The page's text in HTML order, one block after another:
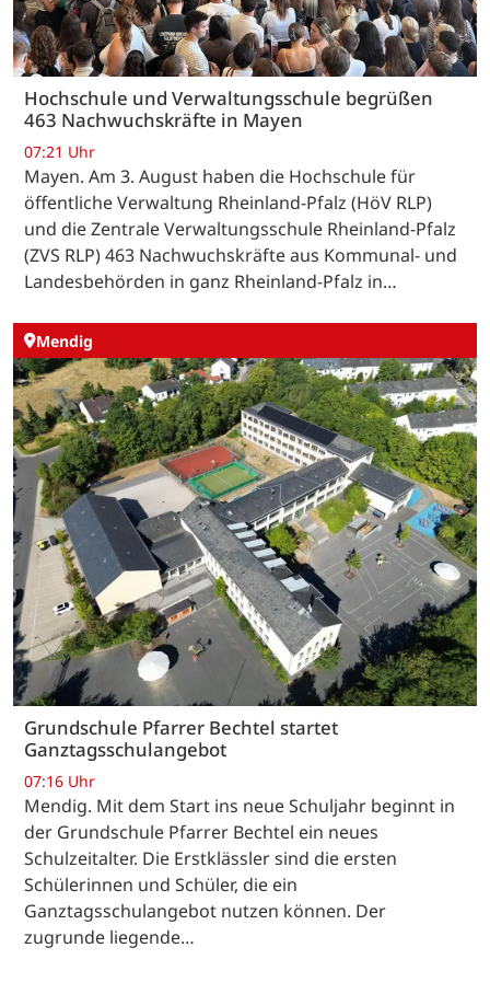
Hochschule und Verwaltungsschule begrüßen
463 Nachwuchskräfte in Mayen
07:21 Uhr
Mayen. Am 3. August haben die Hochschule für
öffentliche Verwaltung Rheinland-Pfalz (HöV RLP)
und die Zentrale Verwaltungsschule Rheinland-Pfalz
(ZVS RLP) 463 Nachwuchskräfte aus Kommunal- und
Landesbehörden in ganz Rheinland-Pfalz in…
Mendig
Grundschule Pfarrer Bechtel startet
Ganztagsschulangebot
07:16 Uhr
Mendig. Mit dem Start ins neue Schuljahr beginnt in
der Grundschule Pfarrer Bechtel ein neues
Schulzeitalter. Die Erstklässler sind die ersten
Schülerinnen und Schüler, die ein
Ganztagsschulangebot nutzen können. Der
zugrunde liegende…